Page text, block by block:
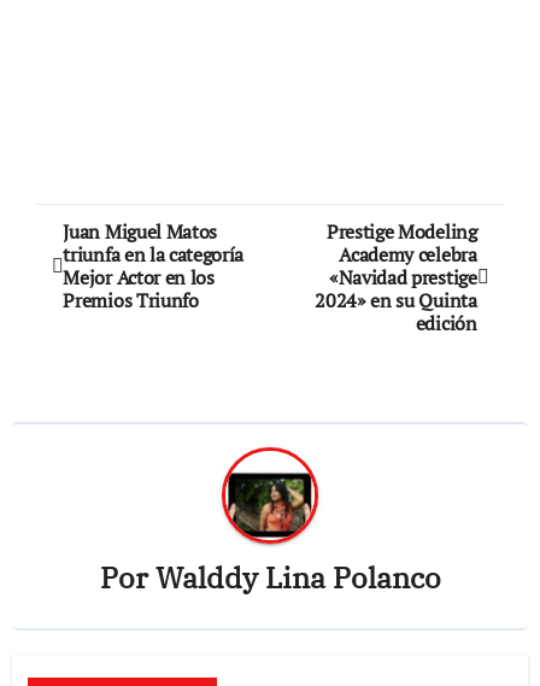
Juan Miguel Matos
triunfa en la categoría
Mejor Actor en los
Premios Triunfo
Prestige Modeling
Academy celebra
«Navidad prestige
2024» en su Quinta
edición
PorWalddy Lina Polanco